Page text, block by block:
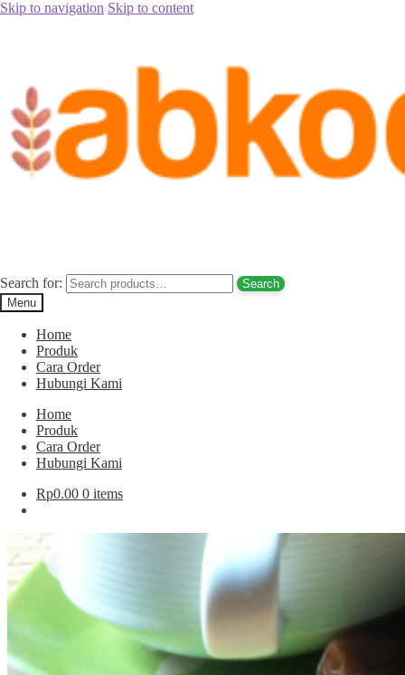
Skip to navigation Skip to content
Search for:
Search
Menu
Home
Produk
Cara Order
Hubungi Kami
Home
Produk
Cara Order
Hubungi Kami
Rp0.00 0 items
Jual Kurma Tanpa Biji
Tanpa Biji Bengkalis Hub. 085780148484
Posted onSeptember 2, 2017 September 2, 2017 byRina Rina
Jual Kurma Tunisia Tanpa Biji Bengkalis
Hub. 085780148484